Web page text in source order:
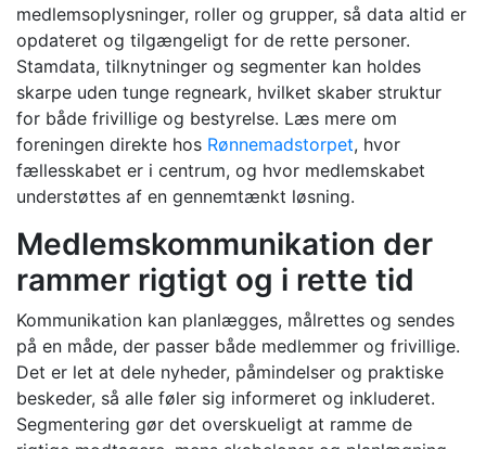
medlemsoplysninger, roller og grupper, så data altid er
opdateret og tilgængeligt for de rette personer.
Stamdata, tilknytninger og segmenter kan holdes
skarpe uden tunge regneark, hvilket skaber struktur
for både frivillige og bestyrelse. Læs mere om
foreningen direkte hos Rønnemadstorpet, hvor
fællesskabet er i centrum, og hvor medlemskabet
understøttes af en gennemtænkt løsning.
Medlemskommunikation der
rammer rigtigt og i rette tid
Kommunikation kan planlægges, målrettes og sendes
på en måde, der passer både medlemmer og frivillige.
Det er let at dele nyheder, påmindelser og praktiske
beskeder, så alle føler sig informeret og inkluderet.
Segmentering gør det overskueligt at ramme de